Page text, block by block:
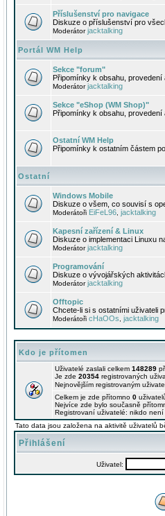
Příslušenství pro navigace
Diskuze o příslušenství pro
Moderátorjacktalking
Portál WM Help
Sekce "forum"
Připomínky k obsahu,
Moderátorjacktalking
Sekce "eShop (WM Shop)"
Připomínky k obsahu,
Ostatní WM Help
Připomínky k ostatním částem
Ostatní
Windows Mobile
Diskuze o všem, co souvisí s
Moderátoři EiFeL96 jacktalking
Kapesní zařízení & Linux
Diskuze o implementaci Linuxu
Moderátorjacktalking
Programování
Diskuze o vývojářských
Moderátorjacktalking
Offtopic
Chcete-li si s ostatními uživateli
Moderátoři cHaOOs jacktalking
Kdo je přítomen
Uživatelé zaslali celkem 148289
Je zde 20354 registrovaných
Nejnovějším registrovaným
Celkem je zde přítomno 0
Nejvíce zde bylo současně
Registrovaní uživatelé: nikdo není
Tato data jsou založena na aktivitě uživatelů
Přihlášení
Uživatel: